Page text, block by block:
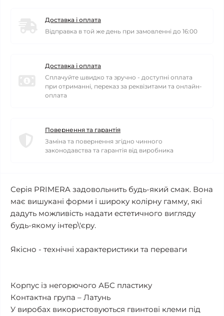
Доставка і оплата
Відправка в той же день при замовленні до 16:00
Доставка і оплата
Сплачуйте швидко та зручно - доступні оплата
при отриманні, переказ за реквізитами та онлайн-
оплата
Повернення та гарантія
Заміна та повернення згідно чинного
законодавства та гарантія від виробника
Серія PRIMERA задовольнить будь-який смак. Вона
має вишукані форми і широку колірну гамму, які
дадуть можливість надати естетичного вигляду
будь-якому інтер\'єру.
Якісно - технічні характеристики та переваги
Корпус із негорючого АБС пластику
Контактна група – Латунь
У виробах використовуються гвинтові клеми під